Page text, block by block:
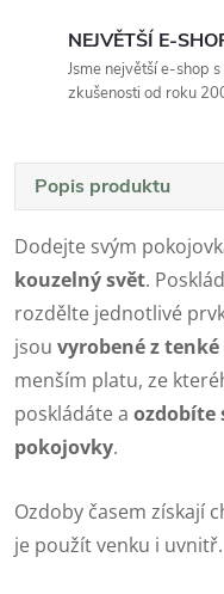
NEJVĚTŠÍ E-
Jsme největší e-shop
zkušenosti od roku
Popis produktu
Dodejte svým
kouzelný svět.
rozdělte jednotlivé
jsou vyrobené z
menším platu, ze
poskládáte a ozdobíte
pokojovky.
Ozdoby časem získají
je použít venku i uvnitř.